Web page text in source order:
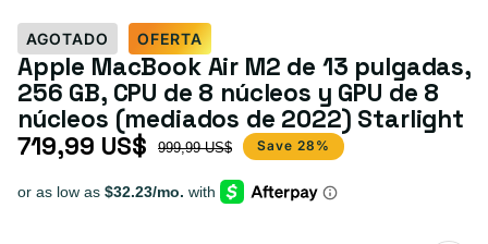
AGOTADO OFERTA
Apple MacBook Air M2 de 13 pulgadas,
256 GB, CPU de 8 núcleos y GPU de 8
núcleos (mediados de 2022) Starlight
Precio de oferta
719,99 US$
Precio habitual 999,99 US$ Save 28%